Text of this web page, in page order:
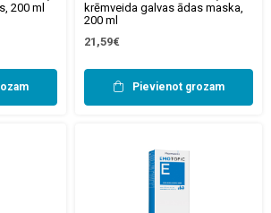
200 ml
krēmveida galvas ādas maska,
200 ml
21,59€
Pievienot grozam